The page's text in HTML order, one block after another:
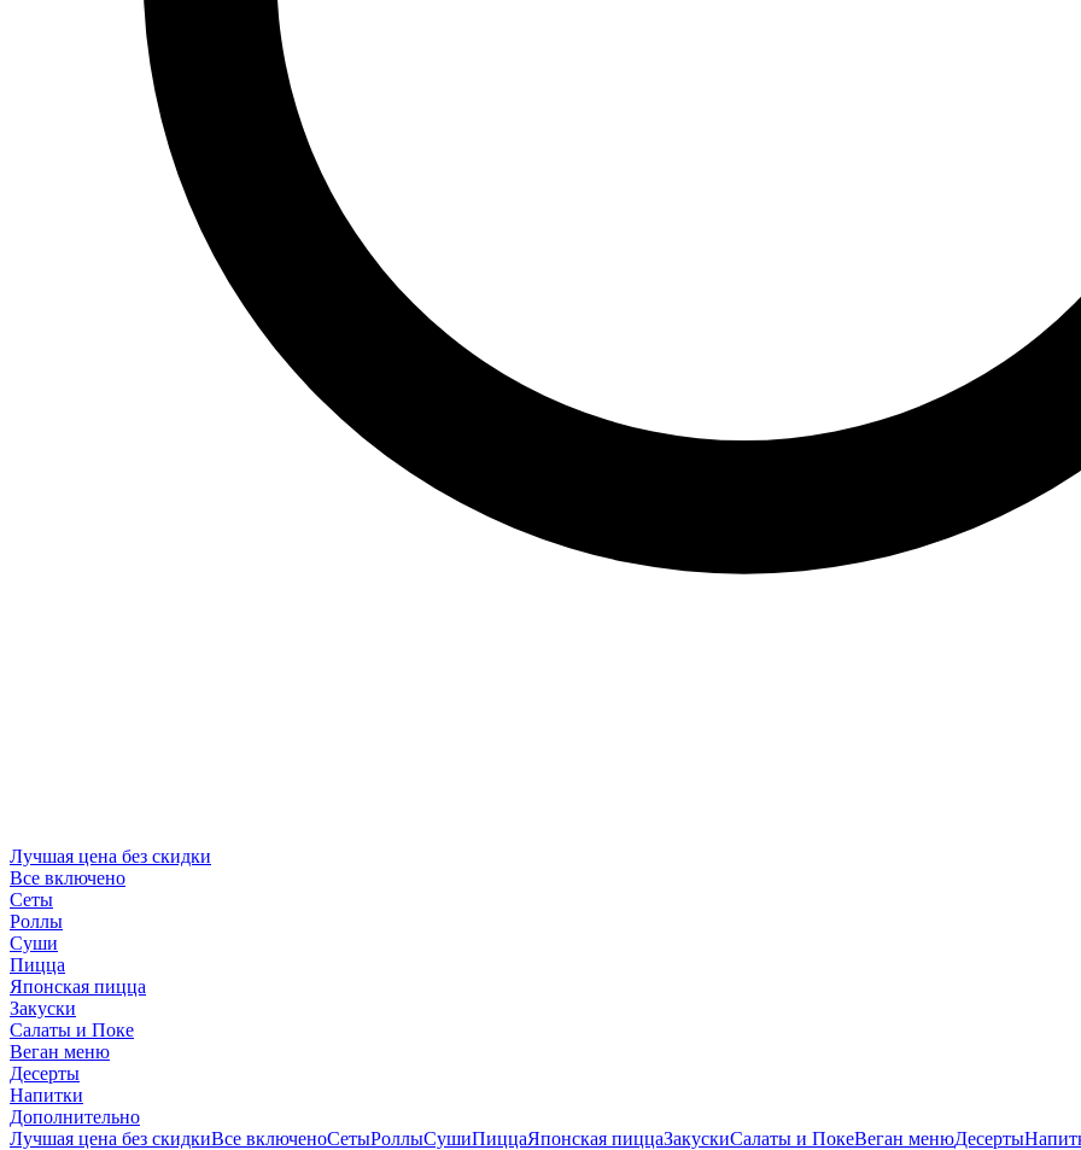
Лучшая цена без скидки
Все включено
Сеты
Роллы
Суши
Пицца
Японская пицца
Закуски
Салаты и Поке
Веган меню
Десерты
Напитки
Дополнительно
Лучшая цена без скидкиВсе включеноСетыРоллыСушиПиццаЯпонская пиццаЗакускиСалаты и ПокеВеган менюДесерты